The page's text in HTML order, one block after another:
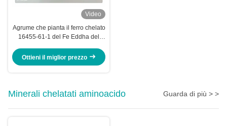
Video
Agrume che pianta il ferro chelato
16455-61-1 del Fe Eddha del
Ottieni il miglior prezzo
Minerali chelatati aminoacido Guarda di più > >